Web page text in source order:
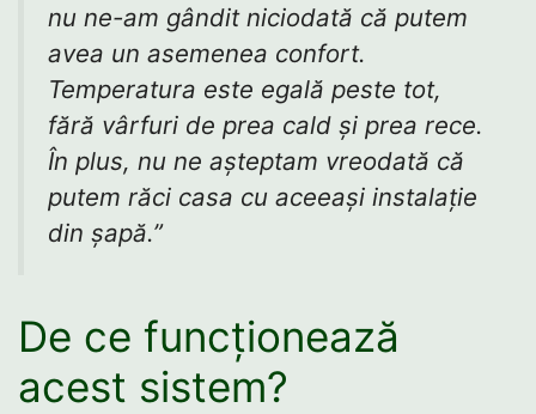
nu ne-am gândit niciodată că putem
avea un asemenea confort.
Temperatura este egală peste tot,
fără vârfuri de prea cald și prea rece.
În plus, nu ne așteptam vreodată că
putem răci casa cu aceeași instalație
din șapă.”
De ce funcționează
acest sistem?